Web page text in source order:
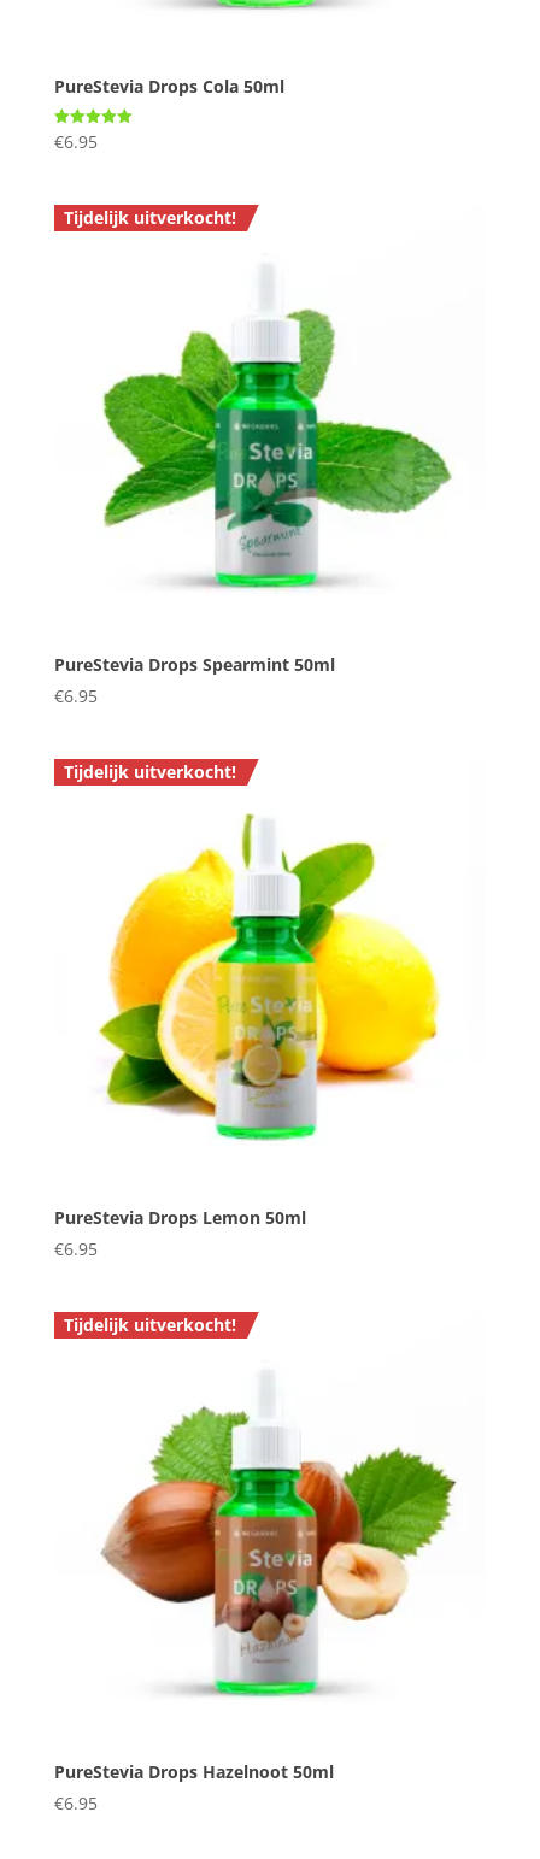
PureStevia Drops Cola 50ml
Gewaardeerd
5.00
€6.95
Tijdelijk uitverkocht!
PureStevia Drops Spearmint 50ml
€6.95
Tijdelijk uitverkocht!
PureStevia Drops Lemon 50ml
€6.95
Tijdelijk uitverkocht!
PureStevia Drops Hazelnoot 50ml
€6.95